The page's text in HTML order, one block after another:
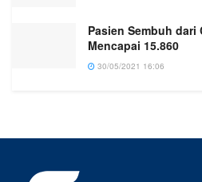
Pasien Sembuh dari
Mencapai 15.860
30/05/2021 16:06